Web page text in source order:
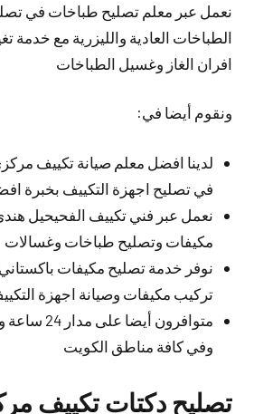
نعمل عبر معلم تصليح طباخات في
الطباخات العادية والليزرية مع خدمة
افران الغاز وغسيل الطباخات
ونقوم أيضا في:
لدينا افضل معلم صيانة تكييف
في تصليح اجهزة التكييف بخبرة
نعمل عبر فني تكييف الفحيحيل
مكيفات وتصليح طباخات وغسالات
نوفر خدمة تصليح مكيفات
تركيب مكيفات وصيانة اجهزة
متوافرون
وفي كافة مناطق الكويت
تصليح دكتات تكييف